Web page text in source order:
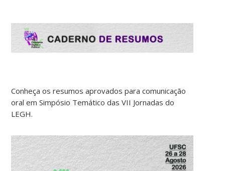
Conheça os resumos aprovados para comunicação
oral em Simpósio Temático das VII Jornadas do
LEGH.